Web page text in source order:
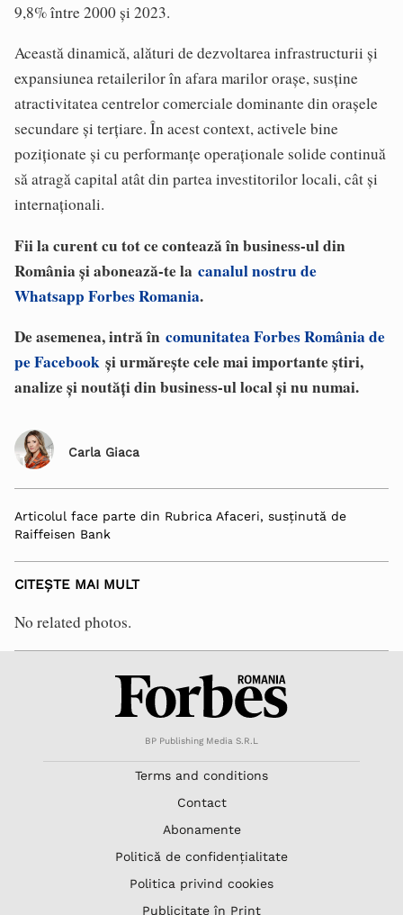
9,8% între 2000 și 2023.
Această dinamică, alături de dezvoltarea infrastructurii și
expansiunea retailerilor în afara marilor orașe, susține
atractivitatea centrelor comerciale dominante din orașele
secundare și terțiare. În acest context, activele bine
poziționate și cu performanțe operaționale solide continuă
să atragă capital atât din partea investitorilor locali, cât și
internaționali.
Fii la curent cu tot ce contează în business-ul din
România și abonează-te la canalul nostru de
Whatsapp Forbes Romania.
De asemenea, intră în comunitatea Forbes România de
pe Facebook și urmărește cele mai importante știri,
analize și noutăți din business-ul local și nu numai.
Carla Giaca
Articolul face parte din Rubrica Afaceri, susținută de
Raiffeisen Bank
CITEȘTE MAI MULT
No related photos.
BP Publishing Media S.R.L
Terms and conditions
Contact
Abonamente
Politică de confidențialitate
Politica privind cookies
Publicitate în Print